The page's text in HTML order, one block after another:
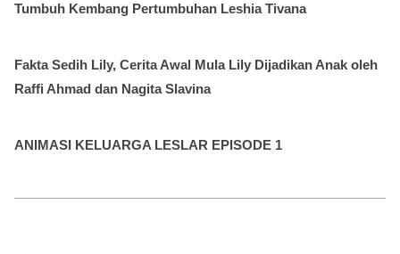
Tumbuh Kembang Pertumbuhan Leshia Tivana
Fakta Sedih Lily, Cerita Awal Mula Lily Dijadikan Anak oleh
Raffi Ahmad dan Nagita Slavina
ANIMASI KELUARGA LESLAR EPISODE 1